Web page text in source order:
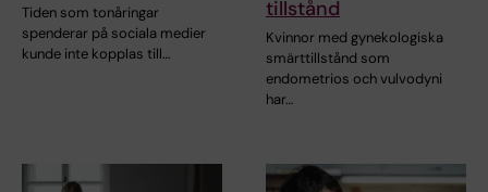
Tiden som tonåringar
spenderar på sociala medier
kunde inte kopplas till…
tillstånd
Kvinnor med gynekologiska
smärttillstånd som
endometrios och vulvodyni
har…